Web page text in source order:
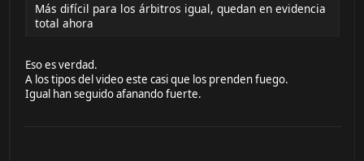
Más difícil para los árbitros igual, quedan en evidencia
total ahora
Eso es verdad.
A los tipos del video este casi que los prenden fuego.
Igual han seguido afanando fuerte.